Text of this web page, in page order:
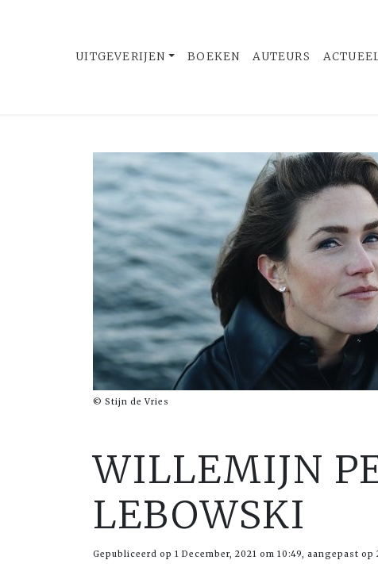
UITGEVERIJEN BOEKEN AUTEURS
© Stijn de Vries
WILLEMIJN
LEBOWSKI
Gepubliceerd op 1 December, 2021 om 10:49, aangepast op